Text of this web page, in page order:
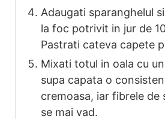
Adaugati sparanghelul
la foc potrivit in jur de
Pastrati cateva capete
Mixati totul in oala cu
supa capata o
cremoasa, iar fibrele de
se mai vad.